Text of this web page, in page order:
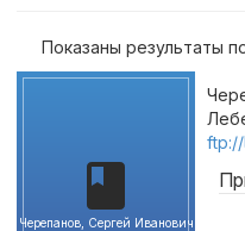
Показаны результаты
Черепанов, Сергей Иванович